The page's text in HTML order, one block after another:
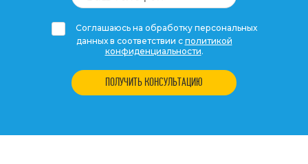
Соглашаюсь на обработку персональных
данных в соответствии с политикой
конфиденциальности.
ПОЛУЧИТЬ КОНСУЛЬТАЦИЮ